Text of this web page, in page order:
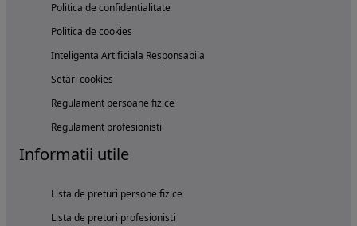
Politica de confidentialitate
Politica de cookies
Inteligenta Artificiala Responsabila
Setări cookies
Regulament persoane fizice
Regulament profesionisti
Informatii utile
Lista de preturi persone fizice
Lista de preturi profesionisti